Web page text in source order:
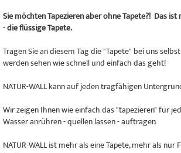
Sie möchten Tapezieren aber ohne Tapete?! Das
- die flüssige Tapete.
Tragen Sie an diesem Tag die "Tapete" bei uns
werden sehen wie schnell und einfach das geht!
NATUR-WALL kann auf jeden tragfähigen
Wir zeigen Ihnen wie einfach das "tapezieren" für
Wasser anrühren - quellen lassen - auftragen
NATUR-WALL ist mehr als eine Tapete, mehr als